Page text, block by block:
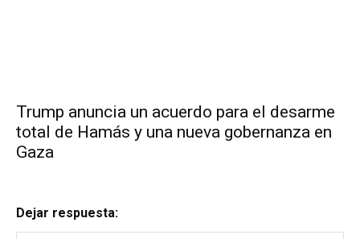
Trump anuncia un acuerdo para el desarme
total de Hamás y una nueva gobernanza en
Gaza
Dejar respuesta: